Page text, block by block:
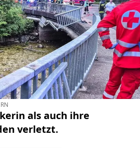
als auch ihre
verletzt.